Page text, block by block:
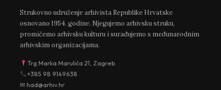
Strukovno udruženje arhivista Republike Hrvatske
osnovano 1954. godine. Njegujemo arhivsku struku,
promičemo arhivsku kulturu i surađujemo s međunarodnim
arhivskim organizacijama.
Trg Marka Marulića 21, Zagreb
+385 98 9149638
✉ had@arhiv.hr